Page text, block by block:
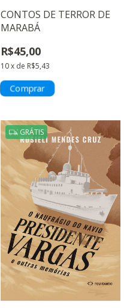
CONTOS DE TERROR DE
MARABÁ
R$45,00
10x de R$5,43
GRÁTIS